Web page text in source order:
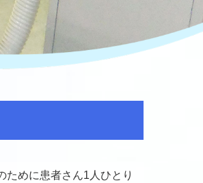
ために患者さん1人ひとり